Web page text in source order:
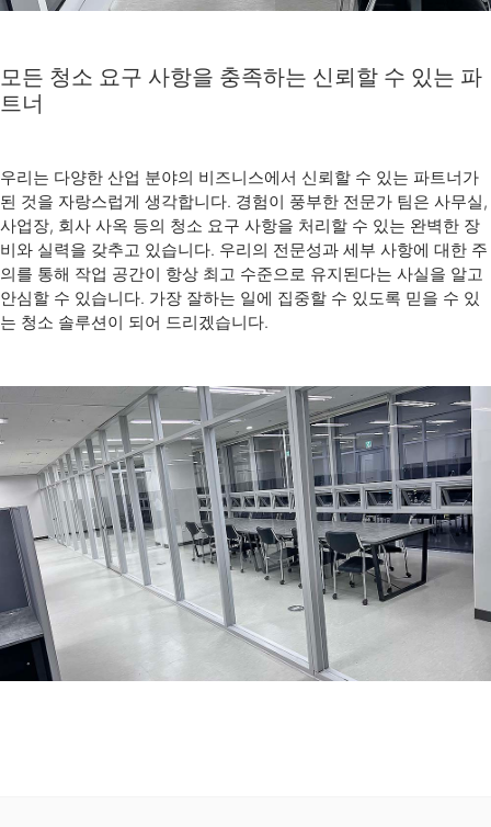
모든 청소 요구 사항을 충족하는 신뢰할 수 있는 파
트너
우리는 다양한 산업 분야의 비즈니스에서 신뢰할 수 있는 파트너가
된 것을 자랑스럽게 생각합니다. 경험이 풍부한 전문가 팀은 사무실,
사업장, 회사 사옥 등의 청소 요구 사항을 처리할 수 있는 완벽한 장
비와 실력을 갖추고 있습니다. 우리의 전문성과 세부 사항에 대한 주
의를 통해 작업 공간이 항상 최고 수준으로 유지된다는 사실을 알고
안심할 수 있습니다. 가장 잘하는 일에 집중할 수 있도록 믿을 수 있
는 청소 솔루션이 되어 드리겠습니다.